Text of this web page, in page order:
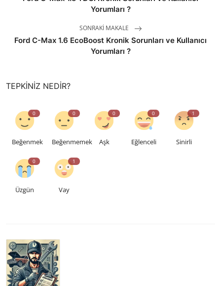
Yorumları ?
SONRAKI MAKALE
Ford C-Max 1.6 EcoBoost Kronik Sorunları ve Kullanıcı
Yorumları ?
TEPKINIZ NEDIR?
0
Beğenmek
0
Beğenmemek
0
Aşk
0
Eğlenceli
1
Sinirli
0
Üzgün
1
Vay